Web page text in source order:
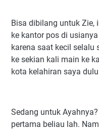
Bisa dibilang untuk Zie,
ke kantor pos di
karena saat kecil selalu
ke sekian kali main ke
kota kelahiran saya
Sedang untuk
pertama beliau lah.